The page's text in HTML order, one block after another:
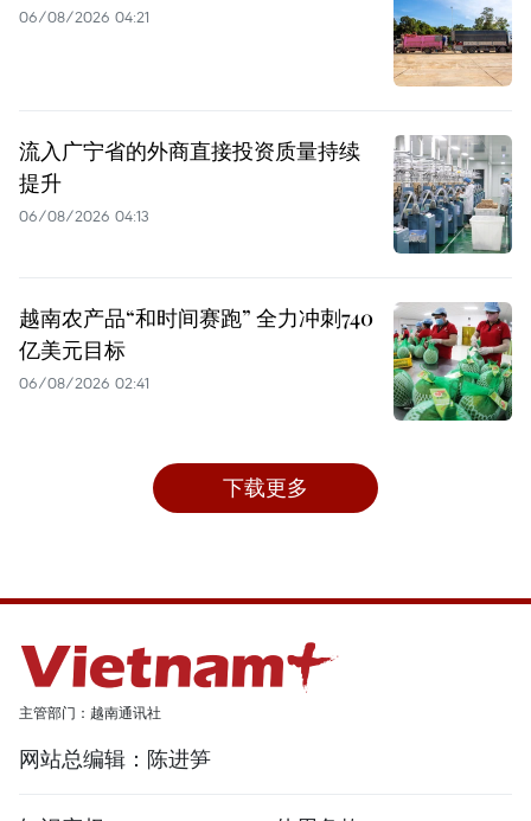
06/08/2026 04:21
流入广宁省的外商直接投资质量持续
提升
06/08/2026 04:13
越南农产品“和时间赛跑” 全力冲刺740
亿美元目标
06/08/2026 02:41
下载更多
主管部门：越南通讯社
网站总编辑：陈进笋